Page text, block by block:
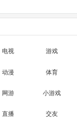
电视 游戏
动漫 体育
网游 小游戏
直播 交友